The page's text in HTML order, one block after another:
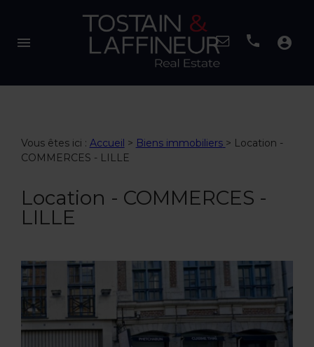
menu account_circle
Vous êtes ici : Accueil > Biens immobiliers > Location -
COMMERCES - LILLE
Location - COMMERCES -
LILLE